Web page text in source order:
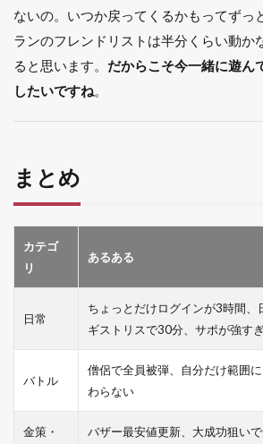
ないの。いつか戻ってくるかもってずっ
ランのフレンドリストは半分くらい動か
ると思います。 だからこそ今一緒に遊ん
したいですね。
まとめ
カテゴ
リ
あるある
日常
ちょっとだけログインが3時間、
ギストリスで30分、サポが強す
バトル
僧侶で全員被弾、自分だけ範囲
わらない
金策・
バザー最安値更新、大成功狙い